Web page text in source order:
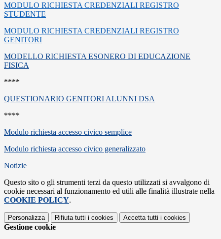
MODULO RICHIESTA CREDENZIALI REGISTRO
STUDENTE
MODULO RICHIESTA CREDENZIALI REGISTRO
GENITORI
MODELLO RICHIESTA ESONERO DI EDUCAZIONE
FISICA
****
QUESTIONARIO GENITORI ALUNNI DSA
****
Modulo richiesta accesso civico semplice
Modulo richiesta accesso civico generalizzato
Notizie
Questo sito o gli strumenti terzi da questo utilizzati si avvalgono di
cookie necessari al funzionamento ed utili alle finalità illustrate nella
COOKIE POLICY.
Personalizza Rifiuta tutti i cookies Accetta tutti i cookies
Gestione cookie